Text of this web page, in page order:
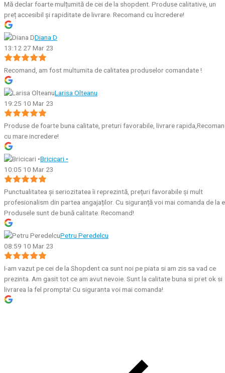
Mă declar foarte mulțumită de cei de la shopdent. Produse calitative, un
preț accesibil și rapiditate de livrare. Recomand cu încredere!
Diana D
13:12 27 Mar 23
Recomand, am fost multumita de calitatea produselor comandate !
Larisa Olteanu
19:25 10 Mar 23
Produse de foarte buna calitate, preturi favorabile, livrare
cu mare incredere!
Bricicari •
10:05 10 Mar 23
Punctualitatea și seriozitatea îi reprezintă, prețuri favorabile și mult
profesionalism din partea angajaților. Cu siguranță voi mai comanda de la
Produsele sunt de bună calitate. Recomand!
Petru Peredelcu
08:59 10 Mar 23
I-am vazut pe cei de la Shopdent ca sunt noi pe piata si am zis sa vad ce
prezinta. Am gasit tot ce am avut nevoie. Sunt la calitate buna si pret ok si
livrarea la fel prompta! Cu siguranta voi mai comanda!